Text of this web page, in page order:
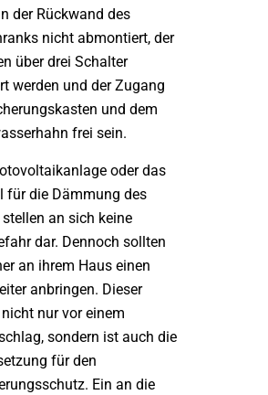
der Rückwand des
nicht abmontiert, der
über drei Schalter
werden und der Zugang
und dem
frei sein.
oder das
für die Dämmung des
stellen an sich keine
dar. Dennoch sollten
an ihrem Haus einen
anbringen. Dieser
nur vor einem
sondern ist auch die
für den
Ein an die